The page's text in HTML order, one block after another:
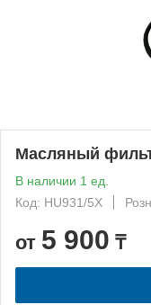
Масляный
В наличии 1 ед.
Код: HU931/5X
от 5 900 ₸